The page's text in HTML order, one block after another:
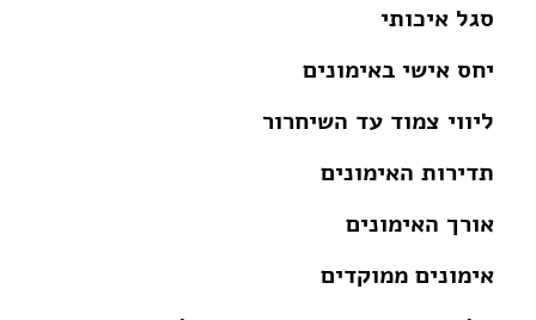
סגל איכותי
יחס אישי באימונים
ליווי צמוד עד השיחרור
תדירות האימונים
אורך האימונים
אימונים ממוקדים